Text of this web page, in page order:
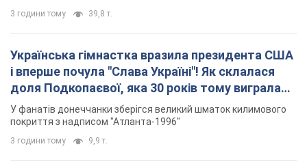
3 години тому 39,8 т.
Українська гімнастка вразила президента США
і вперше почула "Слава Україні"! Як склалася
доля Подкопаєвої, яка 30 років тому виграла
"золото" Олімпіади
У фанатів донеччанки зберігся великий шматок килимового
покриття з надписом "Атланта-1996"
3 години тому 9,9 т.